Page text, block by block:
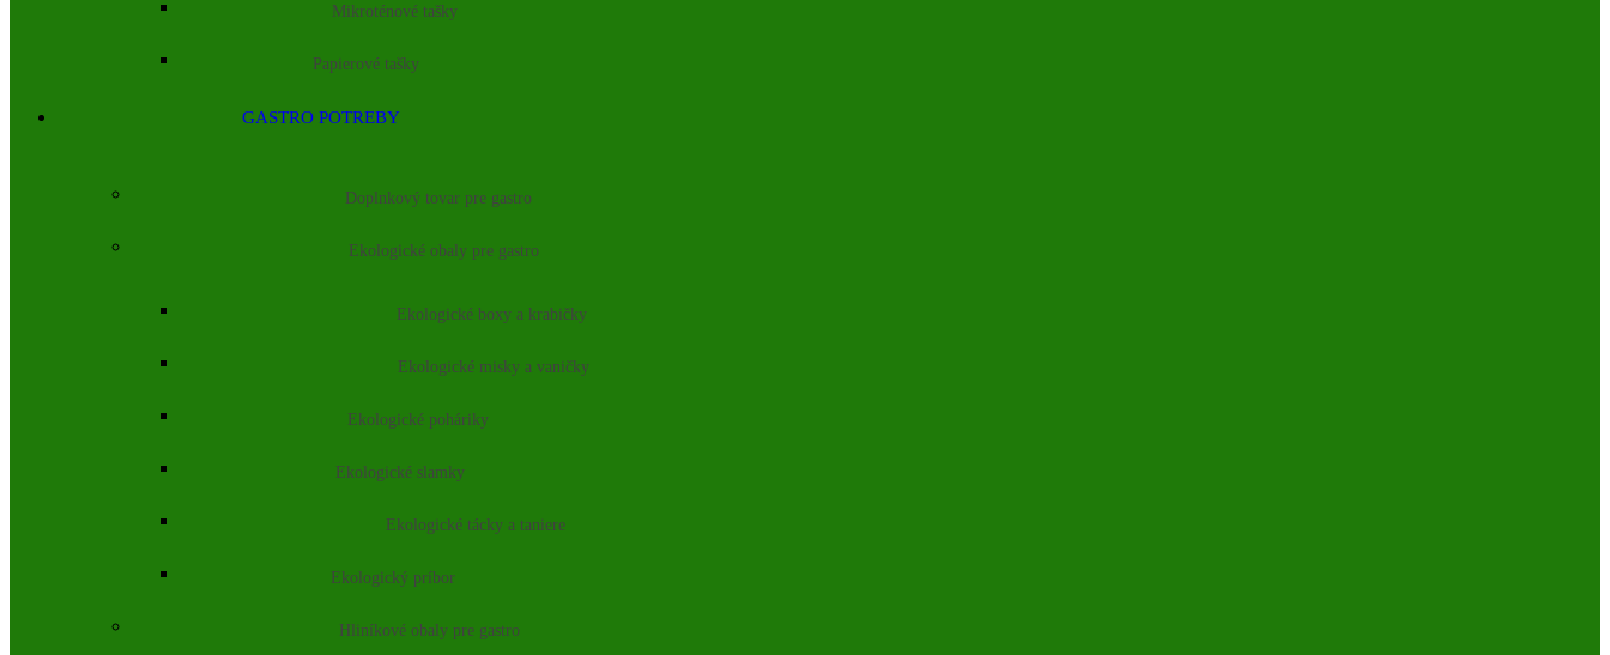
Mikroténové tašky
Papierové tašky
GASTRO POTREBY
Doplnkový tovar pre gastro
Ekologické obaly pre gastro
Ekologické boxy a krabičky
Ekologické misky a vaničky
Ekologické poháriky
Ekologické slamky
Ekologické tácky a taniere
Ekologický príbor
Hliníkové obaly pre gastro